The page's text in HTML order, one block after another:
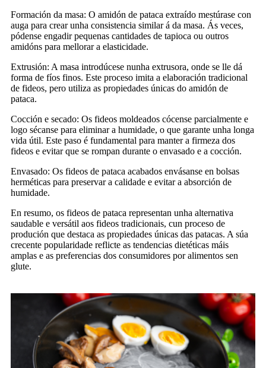
Formación da masa: O amidón de pataca extraído mestúrase con
auga para crear unha consistencia similar á da masa. Ás veces,
pódense engadir pequenas cantidades de tapioca ou outros
amidóns para mellorar a elasticidade.
Extrusión: A masa introdúcese nunha extrusora, onde se lle dá
forma de fíos finos. Este proceso imita a elaboración tradicional
de fideos, pero utiliza as propiedades únicas do amidón de
pataca.
Cocción e secado: Os fideos moldeados cócense parcialmente e
logo sécanse para eliminar a humidade, o que garante unha longa
vida útil. Este paso é fundamental para manter a firmeza dos
fideos e evitar que se rompan durante o envasado e a cocción.
Envasado: Os fideos de pataca acabados envásanse en bolsas
herméticas para preservar a calidade e evitar a absorción de
humidade.
En resumo, os fideos de pataca representan unha alternativa
saudable e versátil aos fideos tradicionais, cun proceso de
produción que destaca as propiedades únicas das patacas. A súa
crecente popularidade reflicte as tendencias dietéticas máis
amplas e as preferencias dos consumidores por alimentos sen
glute.